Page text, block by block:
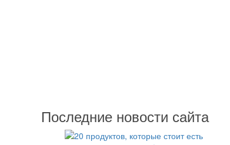
Последние новости сайта